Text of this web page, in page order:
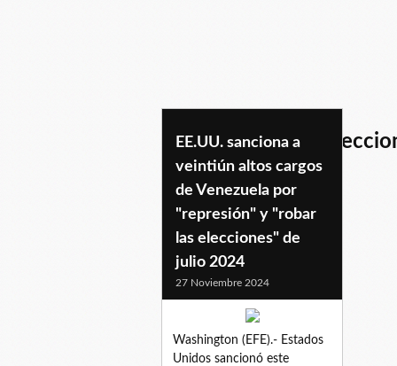
EE.UU. sanciona a
veintiún altos cargos
de Venezuela por
"represión" y "robar
las elecciones" de
julio 2024
27 Noviembre 2024
Washington (EFE).- Estados
Unidos sancionó este